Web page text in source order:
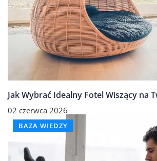
Jak Wybrać Idealny Fotel Wiszący na
02 czerwca 2026
BAZA WIEDZY